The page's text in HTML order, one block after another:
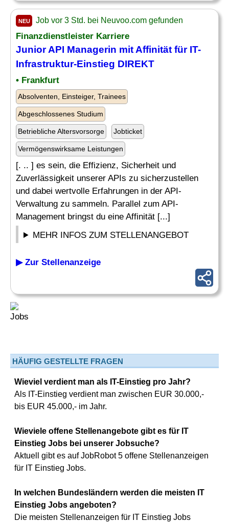
NEU Job vor 3 Std. bei Neuvoo.com gefunden
Finanzdienstleister Karriere
Junior API Managerin mit Affinität für IT-
Infrastruktur-Einstieg DIREKT
• Frankfurt
Absolventen, Einsteiger, Trainees
Abgeschlossenes Studium
Betriebliche Altersvorsorge Jobticket
Vermögenswirksame Leistungen
[. .. ] es sein, die Effizienz, Sicherheit und
Zuverlässigkeit unserer APIs zu sicherzustellen
und dabei wertvolle Erfahrungen in der API-
Verwaltung zu sammeln. Parallel zum API-
Management bringst du eine Affinität [...]
MEHR INFOS ZUM STELLENANGEBOT
▶ Zur Stellenanzeige
HÄUFIG GESTELLTE FRAGEN
Wieviel verdient man als IT-Einstieg pro Jahr?
Als IT-Einstieg verdient man zwischen EUR 30.000,-
bis EUR 45.000,- im Jahr.
Wieviele offene Stellenangebote gibt es für IT
Einstieg Jobs bei unserer Jobsuche?
Aktuell gibt es auf JobRobot 5 offene Stellenanzeigen
für IT Einstieg Jobs.
In welchen Bundesländern werden die meisten IT
Einstieg Jobs angeboten?
Die meisten Stellenanzeigen für IT Einstieg Jobs